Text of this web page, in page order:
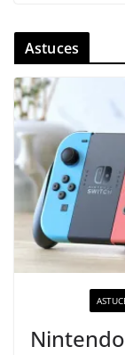
Astuces